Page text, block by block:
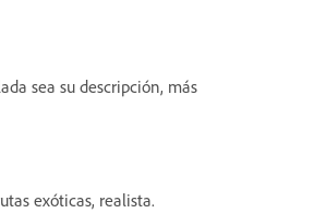
sea su descripción, más
exóticas, realista.